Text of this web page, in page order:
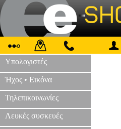
Υπολογιστές
Ήχος • Εικόνα
Τηλεπικοινωνίες
Λευκές συσκευές